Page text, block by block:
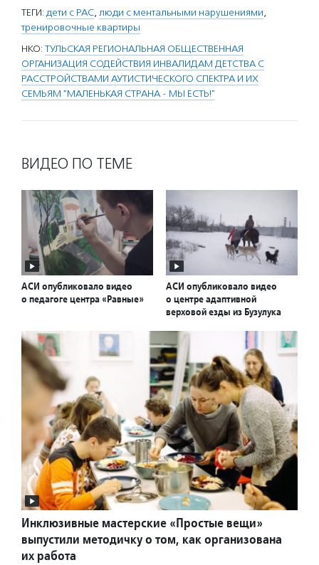
ТЕГИ: дети с РАС, люди с ментальными нарушениями,
тренировочные квартиры
НКО: ТУЛЬСКАЯ РЕГИОНАЛЬНАЯ ОБЩЕСТВЕННАЯ
ОРГАНИЗАЦИЯ СОДЕЙСТВИЯ ИНВАЛИДАМ ДЕТСТВА С
РАССТРОЙСТВАМИ АУТИСТИЧЕСКОГО СПЕКТРА И ИХ
СЕМЬЯМ "МАЛЕНЬКАЯ СТРАНА - МЫ ЕСТЬ!"
ВИДЕО ПО ТЕМЕ
АСИ опубликовало видео
о педагоге центра «Равные»
АСИ опубликовало видео
о центре адаптивной
верховой езды из Бузулука
Инклюзивные мастерские «Простые вещи»
выпустили методичку о том, как организована
их работа